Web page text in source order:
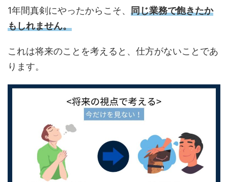
1年間真剣にやったからこそ、 同じ業務で飽きたか
もしれません。
これは将来のことを考えると、仕方がないことであ
ります。